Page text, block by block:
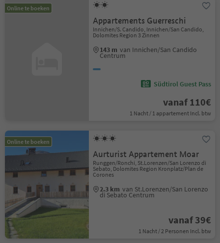
Online te boeken
Appartements Guerreschi
Innichen/S. Candido, Innichen/San Candido,
Dolomites Region 3 Zinnen
143 m van Innichen/San Candido
Centrum
Südtirol Guest Pass
vanaf 110€
1 Nacht / 1 appartement Incl. btw
Online te boeken
Aurturist Appartement Moar
Runggen/Ronchi, St.Lorenzen/San Lorenzo di
Sebato, Dolomites Region Kronplatz/Plan de
Corones
2.3 km van St.Lorenzen/San Lorenzo
di Sebato Centrum
vanaf 39€
1 Nacht / 2 Personen Incl. btw